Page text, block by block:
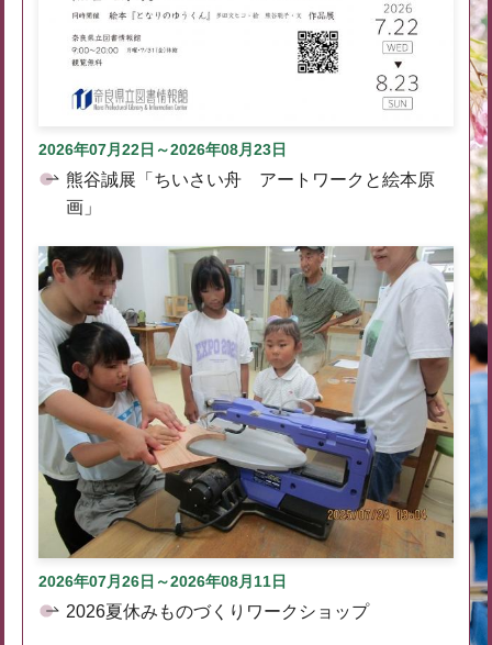
2026年07月22日～2026年08月23日
熊谷誠展「ちいさい舟 アートワークと絵本原
画」
2026年07月26日～2026年08月11日
2026夏休みものづくりワークショップ